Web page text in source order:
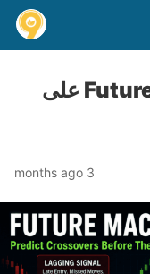
كيف يساعد مؤشر Future MACD على
3 months ago